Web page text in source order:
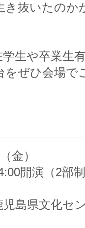
き抜いたのか
生や卒業生
をぜひ会場で
金）
開演（2部
児島県文化セ